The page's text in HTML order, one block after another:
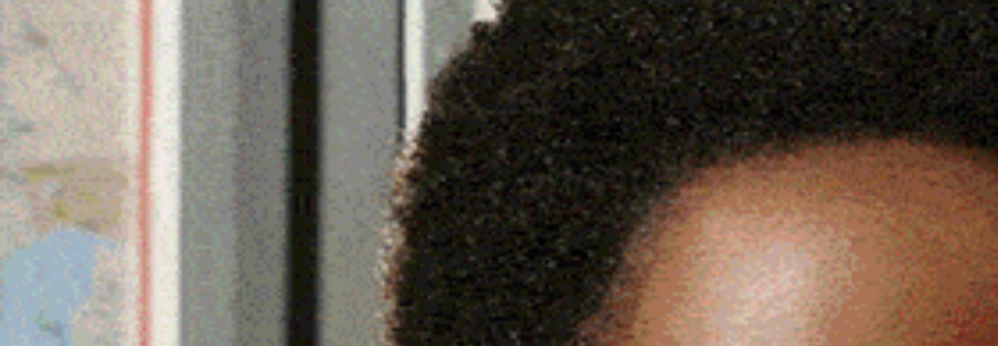
IL BUDDUSÒ CADE A SANTA TERESA, L’OZIERESE
PAREGGIA IN CASA E LA FRASSATI RITORNA IN VETTA
NEL GIRONE E DI TERZA
9 Febbraio 2026, 11:01